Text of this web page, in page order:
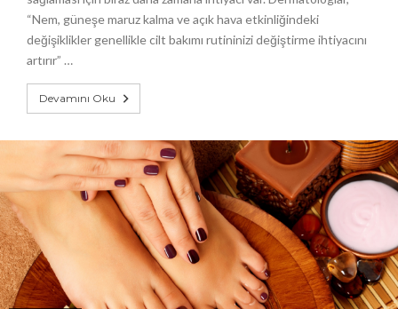
“Nem, güneşe maruz kalma ve açık hava etkinliğindeki
değişiklikler genellikle cilt bakımı rutininizi değiştirme ihtiyacını
artırır” …
Devamını Oku